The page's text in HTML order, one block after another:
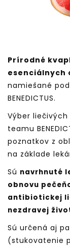
Prírodné
esenciálnych
namiešané
BENEDICTUS.
Výber
teamu
poznatkov z
na základe
Sú navrhnuté
obnovu
antibiotickej
nezdravej
Sú určená aj
(stukovatenie